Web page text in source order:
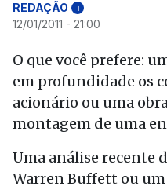
REDAÇÃO i
12/01/2011 - 21:00
O que você prefere:
em profundidade os
acionário ou uma
montagem de uma
Uma análise recente
Warren Buffett ou um